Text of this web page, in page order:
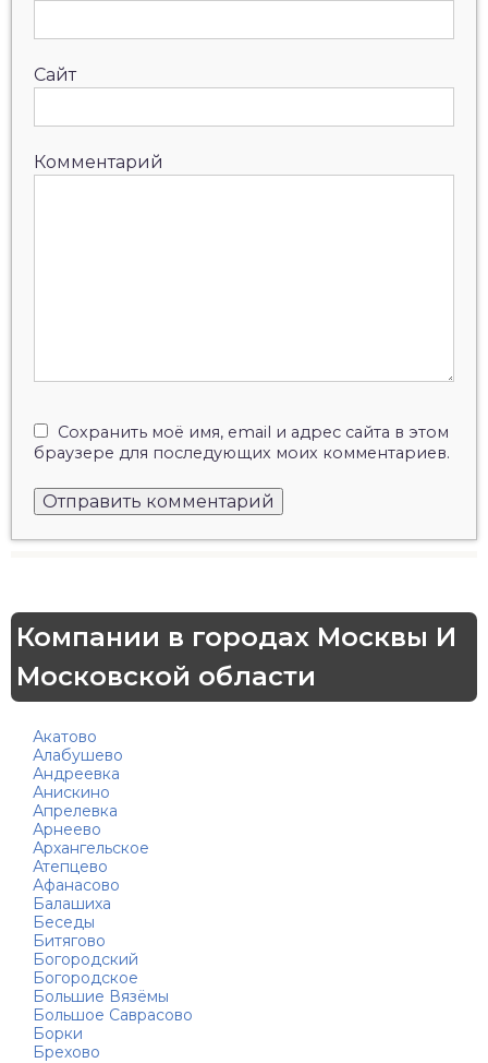
Сайт
Комментарий
Сохранить моё имя, email и адрес сайта в этом
браузере для последующих моих комментариев.
Компании в городах Москвы И
Московской области
Акатово
Алабушево
Андреевка
Анискино
Апрелевка
Арнеево
Архангельское
Атепцево
Афанасово
Балашиха
Беседы
Битягово
Богородский
Богородское
Большие Вязёмы
Большое Саврасово
Борки
Брехово